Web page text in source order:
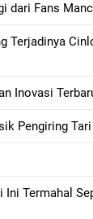
dari Fans
Terjadinya
Inovasi
Pengiring
Ini Termahal